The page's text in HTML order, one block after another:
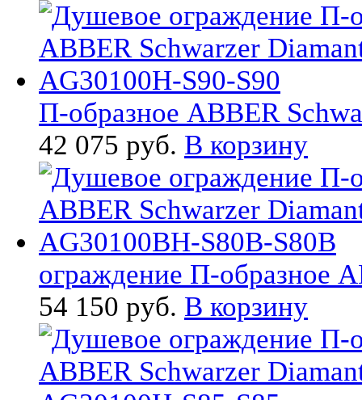
П-образное ABBER
42 075 руб. В корзину
ограждение П-образное
54 150 руб. В корзину